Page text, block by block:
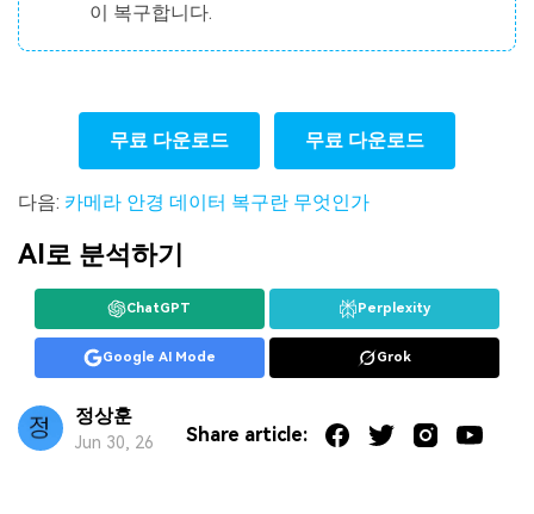
이 복구합니다.
무료 다운로드 무료 다운로드
다음: 카메라 안경 데이터 복구란 무엇인가
AI로 분석하기
ChatGPT Perplexity
Google AI Mode Grok
정상훈
Jun 30, 26 Share article: